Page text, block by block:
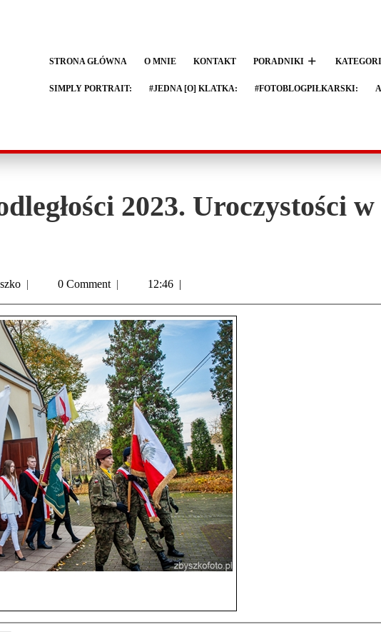
STRONA GŁÓWNA O MNIE KONTAKT PORADNIKI
SIMPLY PORTRAIT: #JEDNA [O] KLATKA: #FOTOBLOGPIŁKARSKI:
2023. Uroczystości
| 0 Comment | 12:46 |